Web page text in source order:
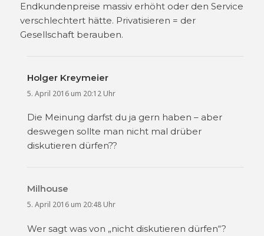
Endkundenpreise massiv erhöht oder den Service
verschlechtert hätte. Privatisieren = der
Gesellschaft berauben.
Holger Kreymeier
5. April 2016 um 20:12 Uhr
Die Meinung darfst du ja gern haben – aber
deswegen sollte man nicht mal drüber
diskutieren dürfen??
Milhouse
5. April 2016 um 20:48 Uhr
Wer sagt was von „nicht diskutieren dürfen“?